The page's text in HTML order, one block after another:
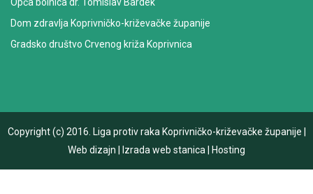
Dom zdravlja Koprivničko-križevačke županije
Gradsko društvo Crvenog križa Koprivnica
Copyright (c) 2016. Liga protiv raka Koprivničko-križevačke županije
Web dizajn
Izrada web stanica Hosting